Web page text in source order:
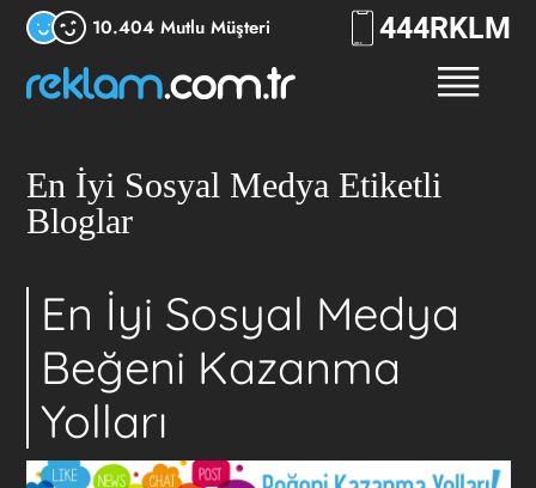
10.404 Mutlu Müşteri 444RKLM
En İyi Sosyal Medya Etiketli
Bloglar
En İyi Sosyal Medya
Beğeni Kazanma
Yolları